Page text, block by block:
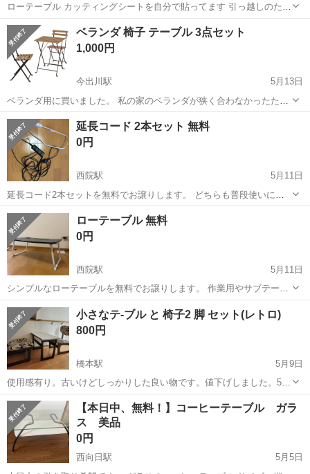
ローテーブル カッティングシートを自分で貼ってます 引っ越しのため
処分します
京都 竹田駅 テーブル カッティングシート
ベランダ 椅子 テーブル 3点セット
1,000円
今出川駅
5月13日
ベランダ用に買いました。 私の家のベランダが狭く合わなかったため
譲ります。 自宅エントランス前まで来てくれる方お願いします。 テー
ブル＆チェア2脚 屋外用, ブラック/ライトブラウンステイン 折り畳め
て、使わない時は邪魔に...
京都 京都市 今出川駅 テーブル ベランダ
延長コード 2本セット 無料
0円
西院駅
5月11日
延長コード2本セットを無料でお譲りします。 どちらも普段使いに便
利です。 まだお使いいただける状態です。 2本まとめて無料でお譲り
します。 受け渡し場所は阪急西院駅から徒歩4分ほどです。 受け渡し
可能なのは...
京都 京都市 テーブル
ローテーブル 無料
0円
西院駅
5月11日
シンプルなローテーブルを無料でお譲りします。 作業用やサブテーブ
ルとして使いやすいサイズです。 まだ十分お使いいただける状態で
す。 無料でお譲りします。 受け渡し場所は阪急西院駅から徒歩4分ほ
どです。 受け...
京都 京都市 西院駅 テーブル ロー
小さなテ-ブル と 椅子2 脚 セット(レトロ)
800円
橋本駅
5月9日
使用感有り。古いけどしっかりした良い物です。値下げしました。5
月19 日までに取りに来てくださる方よろしくお願いします。
京都 京都市 橋本駅 テーブル
【本日中、無料！】コーヒーテーブル ガラ
ス 美品
0円
西向日駅
5月5日